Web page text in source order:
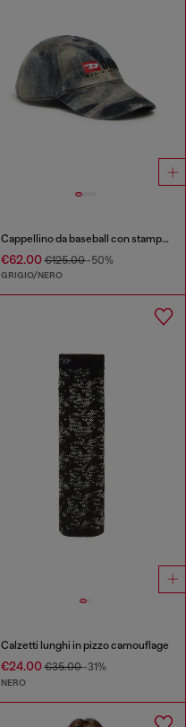
Cappellino da baseball con stampa camouflage all-over
€62.00€125.00-50%
GRIGIO/NERO
Calzetti lunghi in pizzo camouflage
€24.00€35.00-31%
NERO